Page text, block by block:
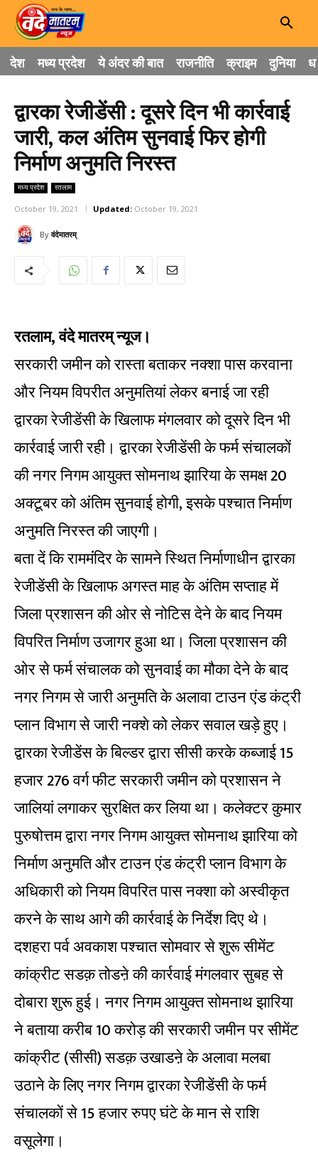
देश मध्य प्रदेश ये अंदर की बात राजनीति क्राइम दुनिया
द्वारका रेजीडेंसी : दूसरे दिन भी कार्रवाई
जारी, कल अंतिम सुनवाई फिर होगी
निर्माण अनुमति निरस्त
मध्य प्रदेश रतलाम
October 19, 2021 Updated: October 19, 2021
By वंदेमातरम्
रतलाम, वंदे मातरम् न्यूज।
सरकारी जमीन को रास्ता बताकर नक्शा पास करवाना
और नियम विपरीत अनुमतियां लेकर बनाई जा रही
द्वारका रेजीडेंसी के खिलाफ मंगलवार को दूसरे दिन भी
कार्रवाई जारी रही। द्वारका रेजीडेंसी के फर्म संचालकों
की नगर निगम आयुक्त सोमनाथ झारिया के समक्ष 20
अक्टूबर को अंतिम सुनवाई होगी, इसके पश्चात निर्माण
अनुमति निरस्त की जाएगी।
बता दें कि राममंंदिर के सामने स्थित निर्माणाधीन द्वारका
रेजीडेंसी के खिलाफ अगस्त माह के अंतिम सप्ताह में
जिला प्रशासन की ओर से नोटिस देने के बाद नियम
विपरित निर्माण उजागर हुआ था। जिला प्रशासन की
ओर से फर्म संचालक को सुनवाई का मौका देने के बाद
नगर निगम से जारी अनुमति के अलावा टाउन एंड कंट्री
प्लान विभाग से जारी नक्शे को लेकर सवाल खड़े हुए।
द्वारका रेजीडेंस के बिल्डर द्वारा सीसी करके कब्जाई 15
हजार 276 वर्ग फीट सरकारी जमीन को प्रशासन ने
जालियां लगाकर सुरक्षित कर लिया था। कलेक्टर कुमार
पुरुषोत्तम द्वारा नगर निगम आयुक्त सोमनाथ झारिया को
निर्माण अनुमति और टाउन एंड कंट्री प्लान विभाग के
अधिकारी को नियम विपरित पास नक्शा को अस्वीकृत
करने के साथ आगे की कार्रवाई के निर्देश दिए थे।
दशहरा पर्व अवकाश पश्चात सोमवार से शुरू सीमेंट
कांक्रीट सडक़ तोडऩे की कार्रवाई मंगलवार सुबह से
दोबारा शुरू हुई। नगर निगम आयुक्त सोमनाथ झारिया
ने बताया करीब 10 करोड़ की सरकारी जमीन पर सीमेंट
कांक्रीट (सीसी) सडक़ उखाडऩे के अलावा मलबा
उठाने के लिए नगर निगम द्वारका रेजीडेंसी के फर्म
संचालकों से 15 हजार रुपए घंटे के मान से राशि
वसूलेगा।